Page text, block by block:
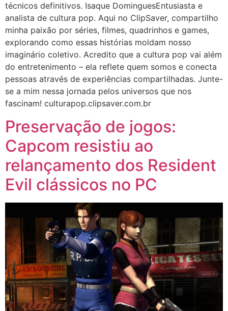
técnicos definitivos. Isaque DominguesEntusiasta e
analista de cultura pop. Aqui no ClipSaver, compartilho
minha paixão por séries, filmes, quadrinhos e games,
explorando como essas histórias moldam nosso
imaginário coletivo. Acredito que a cultura pop vai além
do entretenimento – ela reflete quem somos e conecta
pessoas através de experiências compartilhadas. Junte-
se a mim nessa jornada pelos universos que nos
fascinam! culturapop.clipsaver.com.br
Preservação de jogos:
Capcom resistiu ao
relançamento dos Resident
Evil clássicos no PC